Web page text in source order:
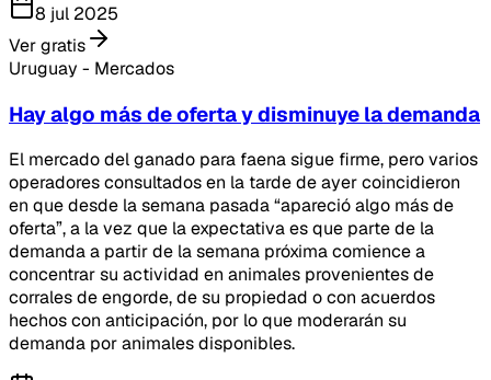
8 jul 2025
Ver gratis
Uruguay - Mercados
Hay algo más de oferta y disminuye la demanda
El mercado del ganado para faena sigue firme, pero varios
operadores consultados en la tarde de ayer coincidieron
en que desde la semana pasada “apareció algo más de
oferta”, a la vez que la expectativa es que parte de la
demanda a partir de la semana próxima comience a
concentrar su actividad en animales provenientes de
corrales de engorde, de su propiedad o con acuerdos
hechos con anticipación, por lo que moderarán su
demanda por animales disponibles.